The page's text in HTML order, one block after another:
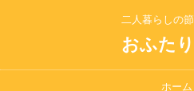
二人暮らしの
おふた
ホーム